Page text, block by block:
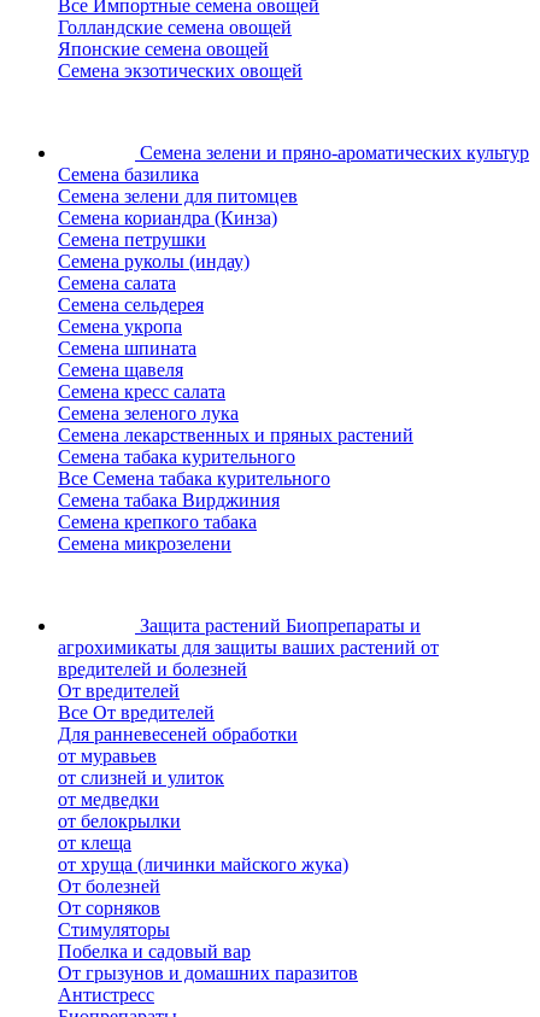
Все Импортные семена овощей
Голландские семена овощей
Японские семена овощей
Семена экзотических овощей
Семена зелени и пряно-ароматических культур
Семена базилика
Семена зелени для питомцев
Семена кориандра (Кинза)
Семена петрушки
Семена руколы (индау)
Семена салата
Семена сельдерея
Семена укропа
Семена шпината
Семена щавеля
Семена кресс салата
Семена зеленого лука
Семена лекарственных и пряных растений
Семена табака курительного
Все Семена табака курительного
Семена табака Вирджиния
Семена крепкого табака
Семена микрозелени
Защита растений Биопрепараты и
агрохимикаты для защиты ваших растений от
вредителей и болезней
От вредителей
Все От вредителей
Для ранневесеней обработки
от муравьев
от слизней и улиток
от медведки
от белокрылки
от клеща
от хруща (личинки майского жука)
От болезней
От сорняков
Стимуляторы
Побелка и садовый вар
От грызунов и домашних паразитов
Антистресс